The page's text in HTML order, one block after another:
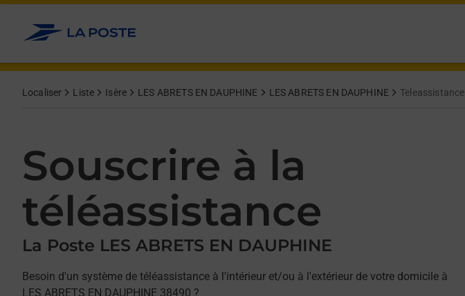
Allez au contenu
Localiser Liste Isère LES ABRETS EN DAUPHINE LES ABRETS EN DAUPHINE Teleassistance
Souscrire à la
téléassistance
La Poste LES ABRETS EN DAUPHINE
Besoin d'un système de téléassistance à l'intérieur et/ou à l'extérieur de votre domicile à
LES ABRETS EN DAUPHINE 38490 ?
Afficher ou masquer la réponse
Afficher ou masquer la réponse
Afficher ou masquer la réponse